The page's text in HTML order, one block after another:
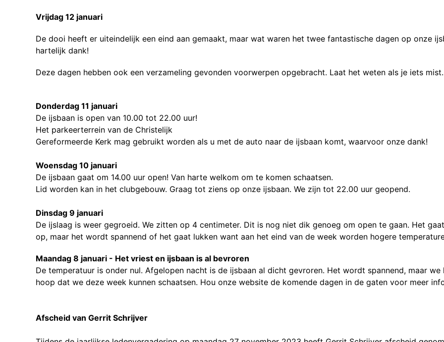
Vrijdag 12 januari
De dooi heeft er uiteindelijk een eind aan gemaakt, maar wat waren het twee fantastische dagen op onze
hartelijk dank!
Deze dagen hebben ook een verzameling gevonden voorwerpen opgebracht. Laat het weten als je iets mist.
Donderdag 11 januari
De ijsbaan is open van 10.00 tot 22.00 uur!
Het parkeerterrein van de Christelijk
Gereformeerde Kerk mag gebruikt worden als u met de auto naar de ijsbaan komt, waarvoor onze dank!
Woensdag 10 januari
De ijsbaan gaat om 14.00 uur open! Van harte welkom om te komen schaatsen.
Lid worden kan in het clubgebouw. Graag tot ziens op onze ijsbaan. We zijn tot 22.00 uur geopend.
Dinsdag 9 januari
De ijslaag is weer gegroeid. We zitten op 4 centimeter. Dit is nog niet dik genoeg om open te gaan. Het
op, maar het wordt spannend of het gaat lukken want aan het eind van de week worden hogere
Maandag 8 januari - Het vriest en ijsbaan is al bevroren
De temperatuur is onder nul. Afgelopen nacht is de ijsbaan al dicht gevroren. Het wordt spannend, maar we
hoop dat we deze week kunnen schaatsen. Hou onze website de komende dagen in de gaten voor meer
Afscheid van Gerrit Schrijver